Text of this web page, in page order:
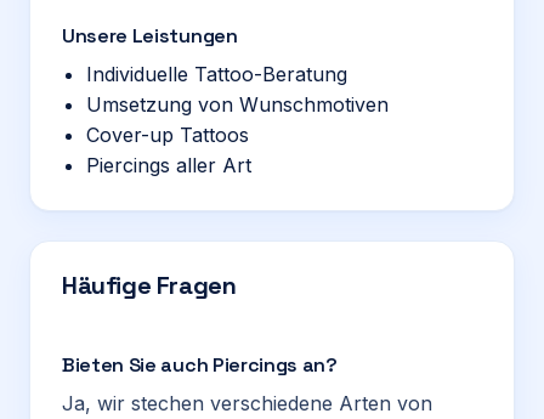
Unsere Leistungen
Individuelle Tattoo-Beratung
Umsetzung von Wunschmotiven
Cover-up Tattoos
Piercings aller Art
Häufige Fragen
Bieten Sie auch Piercings an?
Ja, wir stechen verschiedene Arten von